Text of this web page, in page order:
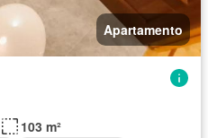
Apartamento
103 m²